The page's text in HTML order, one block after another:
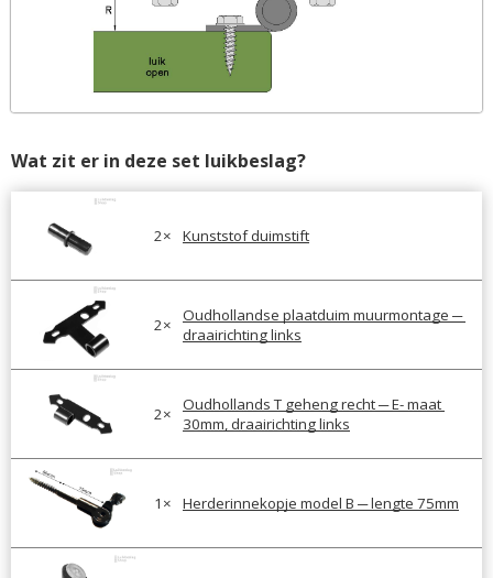
Wat zit er in deze set luikbeslag?
2× Kunststof duimstift
2×
Oudhollandse plaatduim muurmontage ─
draairichting links
2×
Oudhollands T geheng recht ─ E- maat
30mm, draairichting links
1 × Herderinnekopje model B ─ lengte 75mm